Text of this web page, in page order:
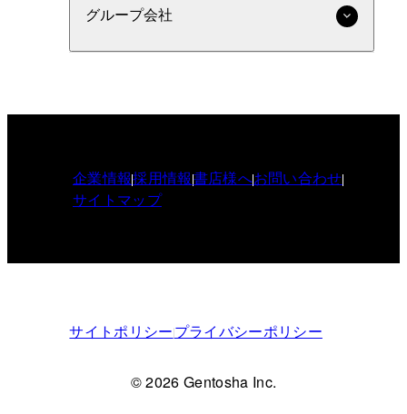
グループ会社
企業情報採用情報書店様へお問い合わせ
サイトマップ
サイトポリシープライバシーポリシー
© 2026 Gentosha Inc.